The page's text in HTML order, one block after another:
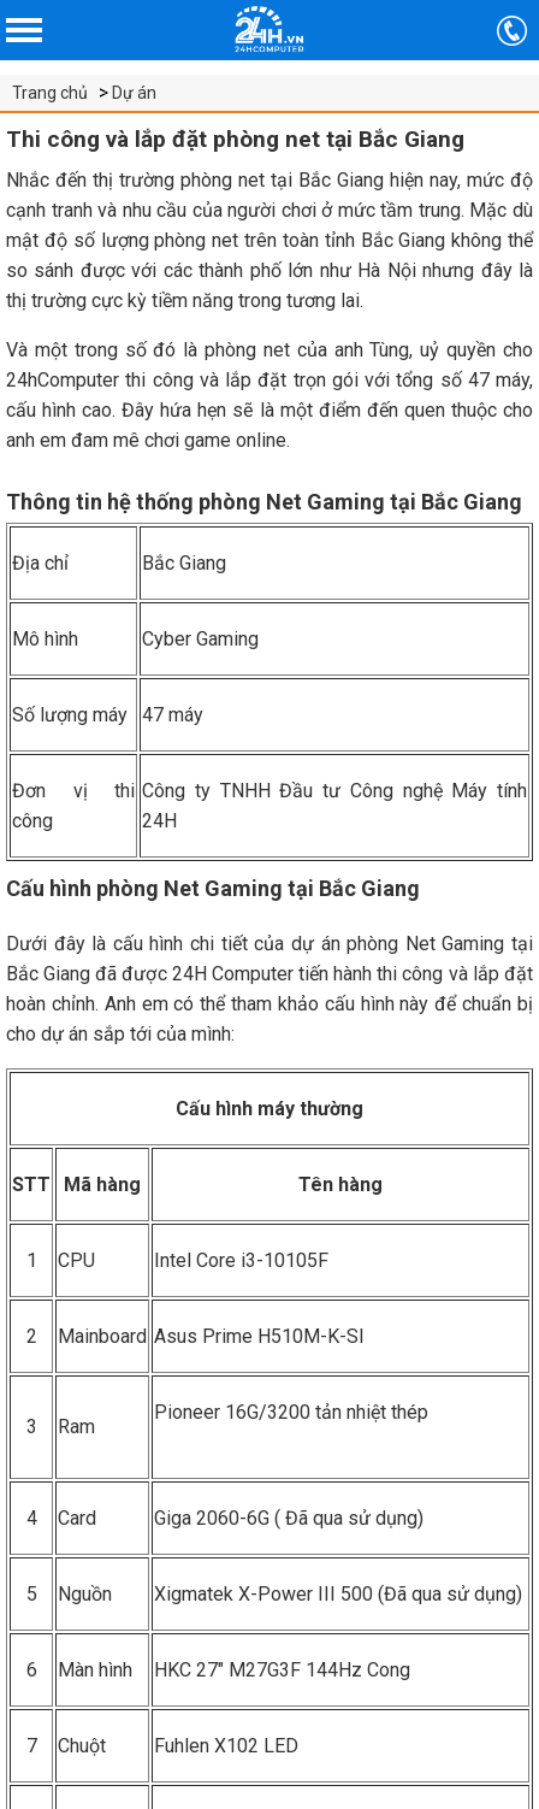
Trang chủ Dự án
Thi công và lắp đặt phòng net tại Bắc Giang
Nhắc đến thị trường phòng net tại Bắc Giang hiện nay, mức độ
cạnh tranh và nhu cầu của người chơi ở mức tầm trung. Mặc dù
mật độ số lượng phòng net trên toàn tỉnh Bắc Giang không thể
so sánh được với các thành phố lớn như Hà Nội nhưng đây là
thị trường cực kỳ tiềm năng trong tương lai.
Và một trong số đó là phòng net của anh Tùng, uỷ quyền cho
24hComputer thi công và lắp đặt trọn gói với tổng số 47 máy,
cấu hình cao. Đây hứa hẹn sẽ là một điểm đến quen thuộc cho
anh em đam mê chơi game online.
Thông tin hệ thống phòng Net Gaming tại Bắc Giang
Địa chỉ Bắc Giang
Mô hình Cyber Gaming
Số lượng máy 47 máy
Đơn vị thi
công
Công ty TNHH Đầu tư Công nghệ Máy tính
24H
Cấu hình phòng Net Gaming tại Bắc Giang
Dưới đây là cấu hình chi tiết của dự án phòng Net Gaming tại
Bắc Giang đã được 24H Computer tiến hành thi công và lắp đặt
hoàn chỉnh. Anh em có thể tham khảo cấu hình này để chuẩn bị
cho dự án sắp tới của mình:
Cấu hình máy thường
STT Mã hàng Tên hàng
1 CPU Intel Core i3-10105F
2 Mainboard Asus Prime H510M-K-SI
3 Ram
Pioneer 16G/3200 tản nhiệt thép
4 Card Giga 2060-6G ( Đã qua sử dụng)
5 Nguồn Xigmatek X-Power III 500 (Đã qua sử dụng)
6 Màn hình HKC 27" M27G3F 144Hz Cong
7 Chuột Fuhlen X102 LED